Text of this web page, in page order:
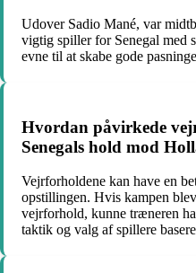
Udover Sadio Mané, var
vigtig spiller for Senegal med
evne til at skabe gode
Hvordan påvirkede
Senegals hold mod
Vejrforholdene kan have en
opstillingen. Hvis kampen
vejrforhold, kunne træneren
taktik og valg af spillere